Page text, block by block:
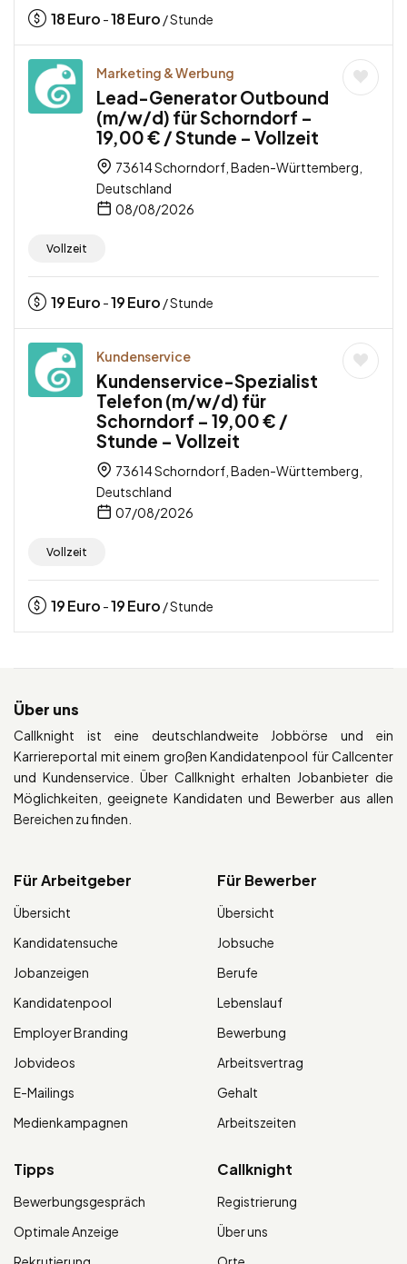
18Euro -18Euro / Stunde
Marketing & Werbung
Lead-Generator Outbound
(m/w/d) für Schorndorf –
19,00 € / Stunde – Vollzeit
73614 Schorndorf, Baden-Württemberg,
Deutschland
08/08/2026
Vollzeit
19Euro -19Euro / Stunde
Kundenservice
Kundenservice-Spezialist
Telefon (m/w/d) für
Schorndorf – 19,00 € /
Stunde – Vollzeit
73614 Schorndorf, Baden-Württemberg,
Deutschland
07/08/2026
Vollzeit
19Euro -19Euro / Stunde
Über uns
Callknight ist eine deutschlandweite Jobbörse und ein
Karriereportal mit einem großen Kandidatenpool für Callcenter
und Kundenservice. Über Callknight erhalten Jobanbieter die
Möglichkeiten, geeignete Kandidaten und Bewerber aus allen
Bereichen zu finden.
Für Arbeitgeber
Übersicht
Kandidatensuche
Jobanzeigen
Kandidatenpool
Employer Branding
Jobvideos
E-Mailings
Medienkampagnen
Für Bewerber
Übersicht
Jobsuche
Berufe
Lebenslauf
Bewerbung
Arbeitsvertrag
Gehalt
Arbeitszeiten
Tipps
Bewerbungsgespräch
Optimale Anzeige
Callknight
Registrierung
Über uns